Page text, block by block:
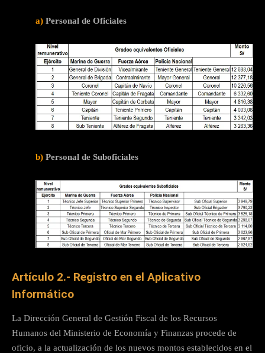
a) Personal de Oficiales
b) Personal de Suboficiales
Artículo 2.- Registro en el Aplicativo
Informático
La Dirección General de Gestión Fiscal de los Recursos
Humanos del Ministerio de Economía y Finanzas procede de
oficio, a la actualización de los nuevos montos establecidos en el